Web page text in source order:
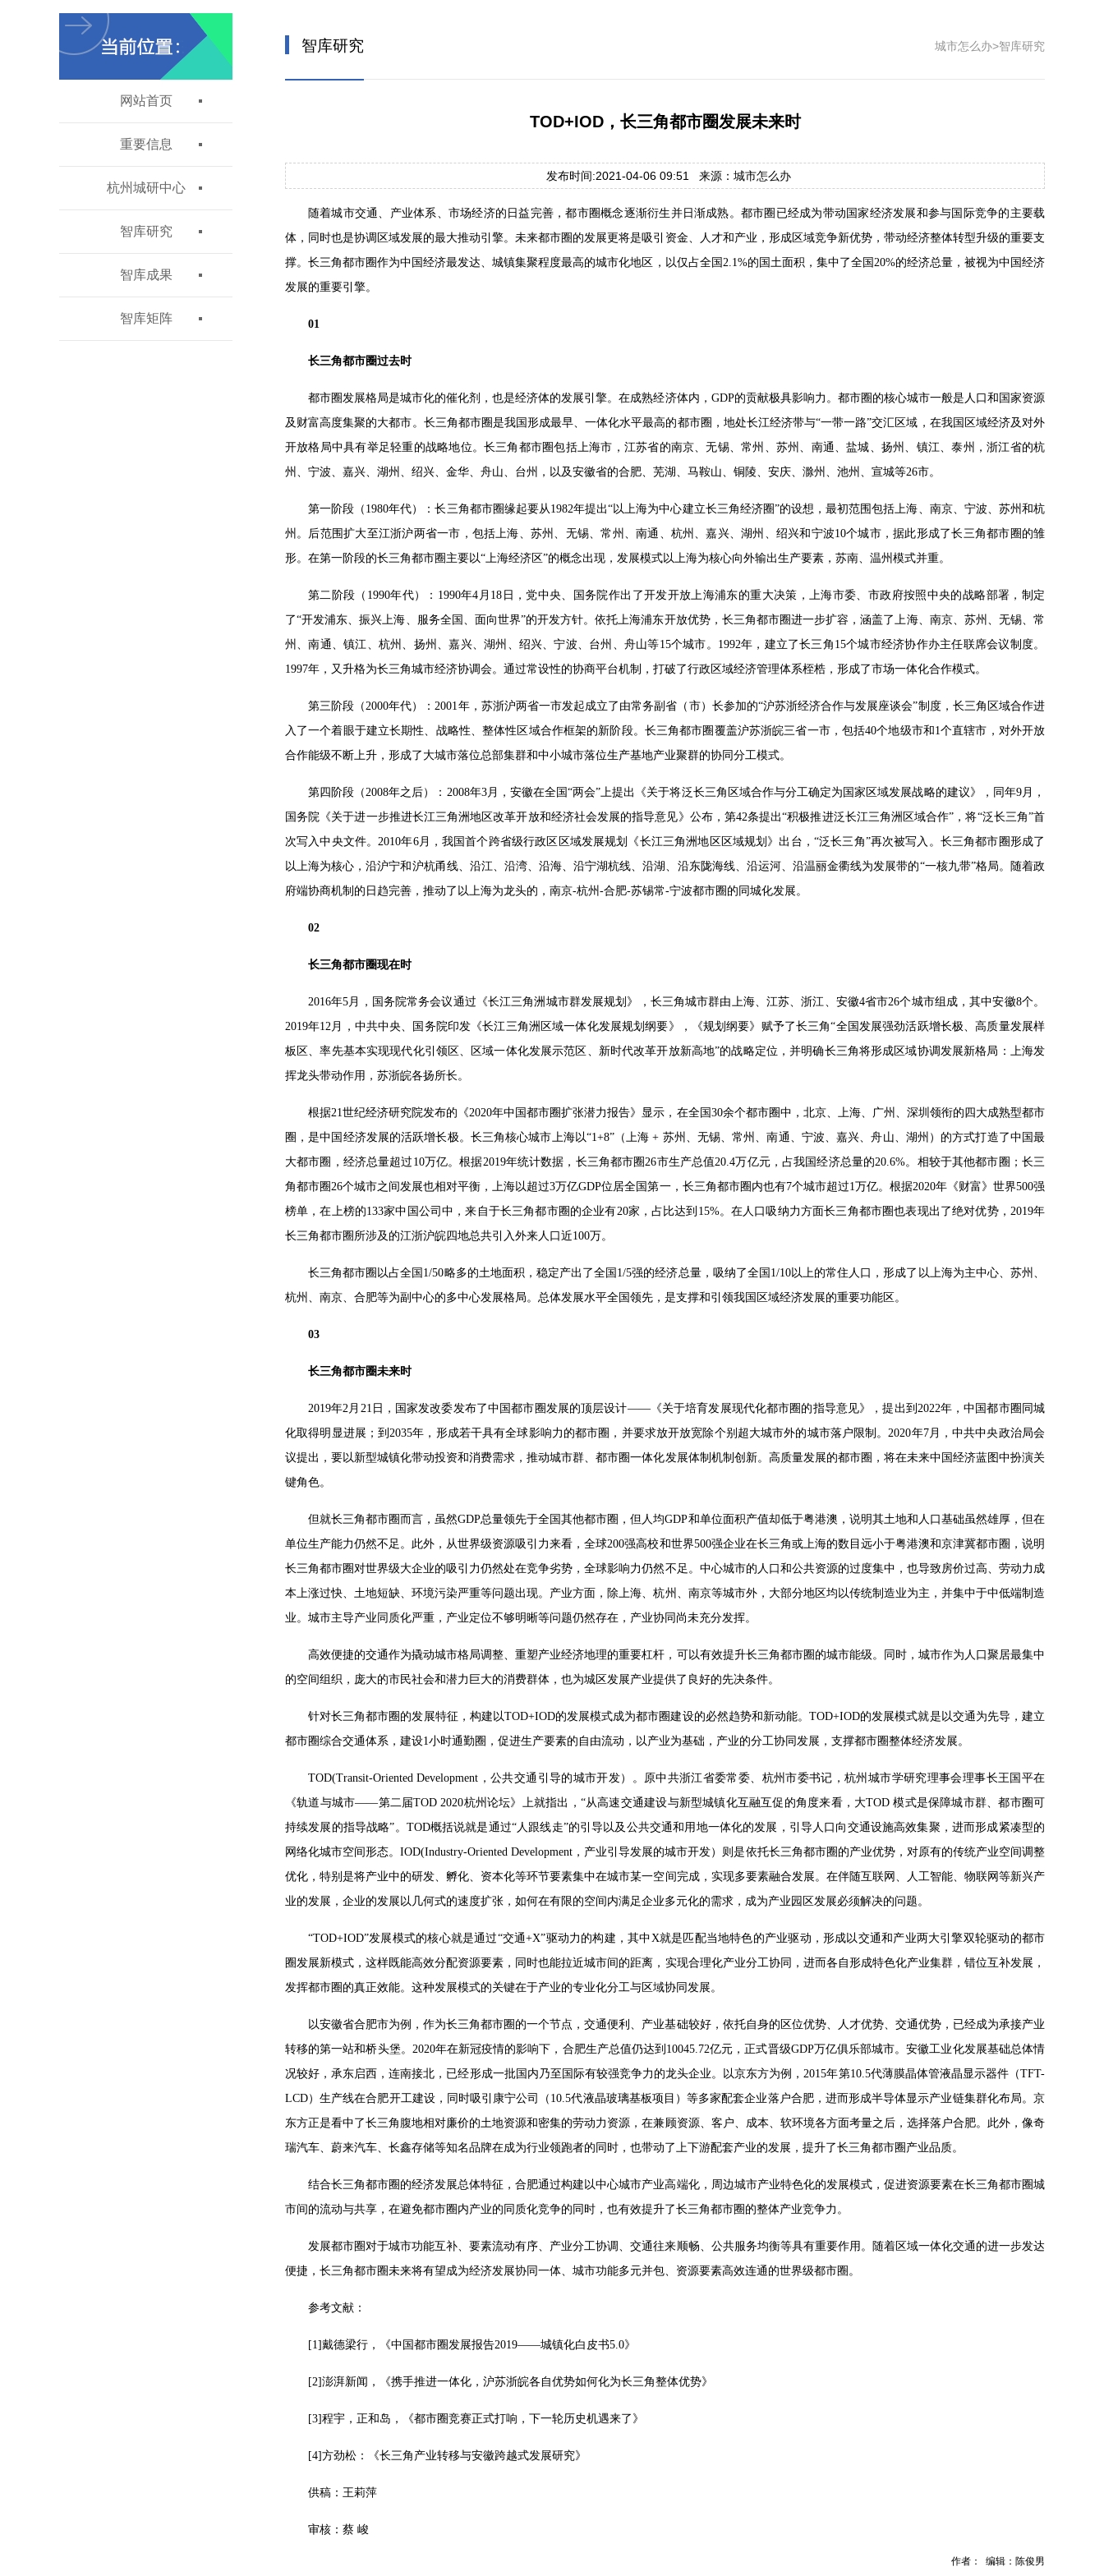
网站首页
重要信息
杭州城研中心
智库研究
智库成果
智库矩阵
智库研究 城市怎么办>智库研究
TOD+IOD，长三角都市圈发展未来时
发布时间:2021-04-06 09:51 来源：城市怎么办
随着城市交通、产业体系、市场经济的日益完善，都市圈概念逐渐衍生并日渐成熟。都市圈已经成为带动国家经济发展和参与国际竞争的主要载
体，同时也是协调区域发展的最大推动引擎。未来都市圈的发展更将是吸引资金、人才和产业，形成区域竞争新优势，带动经济整体转型升级的重要支
撑。长三角都市圈作为中国经济最发达、城镇集聚程度最高的城市化地区，以仅占全国2.1%的国土面积，集中了全国20%的经济总量，被视为中国经济
发展的重要引擎。
01
长三角都市圈过去时
都市圈发展格局是城市化的催化剂，也是经济体的发展引擎。在成熟经济体内，GDP的贡献极具影响力。都市圈的核心城市一般是人口和国家资源
及财富高度集聚的大都市。长三角都市圈是我国形成最早、一体化水平最高的都市圈，地处长江经济带与“一带一路”交汇区域，在我国区域经济及对外
开放格局中具有举足轻重的战略地位。长三角都市圈包括上海市，江苏省的南京、无锡、常州、苏州、南通、盐城、扬州、镇江、泰州，浙江省的杭
州、宁波、嘉兴、湖州、绍兴、金华、舟山、台州，以及安徽省的合肥、芜湖、马鞍山、铜陵、安庆、滁州、池州、宣城等26市。
第一阶段（1980年代）：长三角都市圈缘起要从1982年提出“以上海为中心建立长三角经济圈”的设想，最初范围包括上海、南京、宁波、苏州和杭
州。后范围扩大至江浙沪两省一市，包括上海、苏州、无锡、常州、南通、杭州、嘉兴、湖州、绍兴和宁波10个城市，据此形成了长三角都市圈的雏
形。在第一阶段的长三角都市圈主要以“上海经济区”的概念出现，发展模式以上海为核心向外输出生产要素，苏南、温州模式并重。
第二阶段（1990年代）：1990年4月18日，党中央、国务院作出了开发开放上海浦东的重大决策，上海市委、市政府按照中央的战略部署，制定
了“开发浦东、振兴上海、服务全国、面向世界”的开发方针。依托上海浦东开放优势，长三角都市圈进一步扩容，涵盖了上海、南京、苏州、无锡、常
州、南通、镇江、杭州、扬州、嘉兴、湖州、绍兴、宁波、台州、舟山等15个城市。1992年，建立了长三角15个城市经济协作办主任联席会议制度。
1997年，又升格为长三角城市经济协调会。通过常设性的协商平台机制，打破了行政区域经济管理体系桎梏，形成了市场一体化合作模式。
第三阶段（2000年代）：2001年，苏浙沪两省一市发起成立了由常务副省（市）长参加的“沪苏浙经济合作与发展座谈会”制度，长三角区域合作进
入了一个着眼于建立长期性、战略性、整体性区域合作框架的新阶段。长三角都市圈覆盖沪苏浙皖三省一市，包括40个地级市和1个直辖市，对外开放
合作能级不断上升，形成了大城市落位总部集群和中小城市落位生产基地产业聚群的协同分工模式。
第四阶段（2008年之后）：2008年3月，安徽在全国“两会”上提出《关于将泛长三角区域合作与分工确定为国家区域发展战略的建议》，同年9月，
国务院《关于进一步推进长江三角洲地区改革开放和经济社会发展的指导意见》公布，第42条提出“积极推进泛长江三角洲区域合作”，将“泛长三角”首
次写入中央文件。2010年6月，我国首个跨省级行政区区域发展规划《长江三角洲地区区域规划》出台，“泛长三角”再次被写入。长三角都市圈形成了
以上海为核心，沿沪宁和沪杭甬线、沿江、沿湾、沿海、沿宁湖杭线、沿湖、沿东陇海线、沿运河、沿温丽金衢线为发展带的“一核九带”格局。随着政
府端协商机制的日趋完善，推动了以上海为龙头的，南京-杭州-合肥-苏锡常-宁波都市圈的同城化发展。
02
长三角都市圈现在时
2016年5月，国务院常务会议通过《长江三角洲城市群发展规划》，长三角城市群由上海、江苏、浙江、安徽4省市26个城市组成，其中安徽8个。
2019年12月，中共中央、国务院印发《长江三角洲区域一体化发展规划纲要》，《规划纲要》赋予了长三角“全国发展强劲活跃增长极、高质量发展样
板区、率先基本实现现代化引领区、区域一体化发展示范区、新时代改革开放新高地”的战略定位，并明确长三角将形成区域协调发展新格局：上海发
挥龙头带动作用，苏浙皖各扬所长。
根据21世纪经济研究院发布的《2020年中国都市圈扩张潜力报告》显示，在全国30余个都市圈中，北京、上海、广州、深圳领衔的四大成熟型都市
圈，是中国经济发展的活跃增长极。长三角核心城市上海以“1+8”（上海 + 苏州、无锡、常州、南通、宁波、嘉兴、舟山、湖州）的方式打造了中国最
大都市圈，经济总量超过10万亿。根据2019年统计数据，长三角都市圈26市生产总值20.4万亿元，占我国经济总量的20.6%。相较于其他都市圈；长三
角都市圈26个城市之间发展也相对平衡，上海以超过3万亿GDP位居全国第一，长三角都市圈内也有7个城市超过1万亿。根据2020年《财富》世界500强
榜单，在上榜的133家中国公司中，来自于长三角都市圈的企业有20家，占比达到15%。在人口吸纳力方面长三角都市圈也表现出了绝对优势，2019年
长三角都市圈所涉及的江浙沪皖四地总共引入外来人口近100万。
长三角都市圈以占全国1/50略多的土地面积，稳定产出了全国1/5强的经济总量，吸纳了全国1/10以上的常住人口，形成了以上海为主中心、苏州、
杭州、南京、合肥等为副中心的多中心发展格局。总体发展水平全国领先，是支撑和引领我国区域经济发展的重要功能区。
03
长三角都市圈未来时
2019年2月21日，国家发改委发布了中国都市圈发展的顶层设计——《关于培育发展现代化都市圈的指导意见》，提出到2022年，中国都市圈同城
化取得明显进展；到2035年，形成若干具有全球影响力的都市圈，并要求放开放宽除个别超大城市外的城市落户限制。2020年7月，中共中央政治局会
议提出，要以新型城镇化带动投资和消费需求，推动城市群、都市圈一体化发展体制机制创新。高质量发展的都市圈，将在未来中国经济蓝图中扮演关
键角色。
但就长三角都市圈而言，虽然GDP总量领先于全国其他都市圈，但人均GDP和单位面积产值却低于粤港澳，说明其土地和人口基础虽然雄厚，但在
单位生产能力仍然不足。此外，从世界级资源吸引力来看，全球200强高校和世界500强企业在长三角或上海的数目远小于粤港澳和京津冀都市圈，说明
长三角都市圈对世界级大企业的吸引力仍然处在竞争劣势，全球影响力仍然不足。中心城市的人口和公共资源的过度集中，也导致房价过高、劳动力成
本上涨过快、土地短缺、环境污染严重等问题出现。产业方面，除上海、杭州、南京等城市外，大部分地区均以传统制造业为主，并集中于中低端制造
业。城市主导产业同质化严重，产业定位不够明晰等问题仍然存在，产业协同尚未充分发挥。
高效便捷的交通作为撬动城市格局调整、重塑产业经济地理的重要杠杆，可以有效提升长三角都市圈的城市能级。同时，城市作为人口聚居最集中
的空间组织，庞大的市民社会和潜力巨大的消费群体，也为城区发展产业提供了良好的先决条件。
针对长三角都市圈的发展特征，构建以TOD+IOD的发展模式成为都市圈建设的必然趋势和新动能。TOD+IOD的发展模式就是以交通为先导，建立
都市圈综合交通体系，建设1小时通勤圈，促进生产要素的自由流动，以产业为基础，产业的分工协同发展，支撑都市圈整体经济发展。
TOD(Transit-Oriented Development，公共交通引导的城市开发）。原中共浙江省委常委、杭州市委书记，杭州城市学研究理事会理事长王国平在
《轨道与城市——第二届TOD 2020杭州论坛》上就指出，“从高速交通建设与新型城镇化互融互促的角度来看，大TOD 模式是保障城市群、都市圈可
持续发展的指导战略”。TOD概括说就是通过“人跟线走”的引导以及公共交通和用地一体化的发展，引导人口向交通设施高效集聚，进而形成紧凑型的
网络化城市空间形态。IOD(Industry-Oriented Development，产业引导发展的城市开发）则是依托长三角都市圈的产业优势，对原有的传统产业空间调整
优化，特别是将产业中的研发、孵化、资本化等环节要素集中在城市某一空间完成，实现多要素融合发展。在伴随互联网、人工智能、物联网等新兴产
业的发展，企业的发展以几何式的速度扩张，如何在有限的空间内满足企业多元化的需求，成为产业园区发展必须解决的问题。
“TOD+IOD”发展模式的核心就是通过“交通+X”驱动力的构建，其中X就是匹配当地特色的产业驱动，形成以交通和产业两大引擎双轮驱动的都市
圈发展新模式，这样既能高效分配资源要素，同时也能拉近城市间的距离，实现合理化产业分工协同，进而各自形成特色化产业集群，错位互补发展，
发挥都市圈的真正效能。这种发展模式的关键在于产业的专业化分工与区域协同发展。
以安徽省合肥市为例，作为长三角都市圈的一个节点，交通便利、产业基础较好，依托自身的区位优势、人才优势、交通优势，已经成为承接产业
转移的第一站和桥头堡。2020年在新冠疫情的影响下，合肥生产总值仍达到10045.72亿元，正式晋级GDP万亿俱乐部城市。安徽工业化发展基础总体情
况较好，承东启西，连南接北，已经形成一批国内乃至国际有较强竞争力的龙头企业。以京东方为例，2015年第10.5代薄膜晶体管液晶显示器件（TFT-
LCD）生产线在合肥开工建设，同时吸引康宁公司（10.5代液晶玻璃基板项目）等多家配套企业落户合肥，进而形成半导体显示产业链集群化布局。京
东方正是看中了长三角腹地相对廉价的土地资源和密集的劳动力资源，在兼顾资源、客户、成本、软环境各方面考量之后，选择落户合肥。此外，像奇
瑞汽车、蔚来汽车、长鑫存储等知名品牌在成为行业领跑者的同时，也带动了上下游配套产业的发展，提升了长三角都市圈产业品质。
结合长三角都市圈的经济发展总体特征，合肥通过构建以中心城市产业高端化，周边城市产业特色化的发展模式，促进资源要素在长三角都市圈城
市间的流动与共享，在避免都市圈内产业的同质化竞争的同时，也有效提升了长三角都市圈的整体产业竞争力。
发展都市圈对于城市功能互补、要素流动有序、产业分工协调、交通往来顺畅、公共服务均衡等具有重要作用。随着区域一体化交通的进一步发达
便捷，长三角都市圈未来将有望成为经济发展协同一体、城市功能多元并包、资源要素高效连通的世界级都市圈。
参考文献：
[1]戴德梁行，《中国都市圈发展报告2019——城镇化白皮书5.0》
[2]澎湃新闻，《携手推进一体化，沪苏浙皖各自优势如何化为长三角整体优势》
[3]程宇，正和岛，《都市圈竞赛正式打响，下一轮历史机遇来了》
[4]方劲松：《长三角产业转移与安徽跨越式发展研究》
供稿：王莉萍
审核：蔡 峻
作者： 编辑：陈俊男